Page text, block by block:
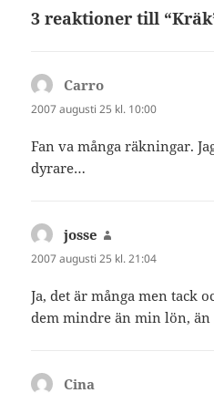
3 reaktioner till
Carro
2007 augusti 25 kl. 10:00
Fan va många räkningar.
dyrare…
josse
2007 augusti 25 kl. 21:04
Ja, det är många men tack
dem mindre än min lön, än
Cina